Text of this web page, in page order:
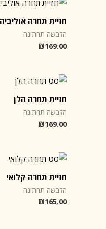
חזיית תחרה אוליביה
הלבשה תחתונה
₪169.00
חזיית תחרה הלן
הלבשה תחתונה
₪169.00
חזיית תחרה קלואי
הלבשה תחתונה
₪165.00